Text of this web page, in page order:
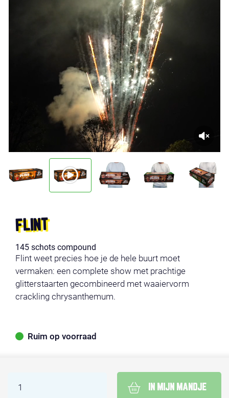
FLINT
145 schots compound
Flint weet precies hoe je de hele buurt moet
vermaken: een complete show met prachtige
glitterstaarten gecombineerd met waaiervorm
crackling chrysanthemum.
Ruim op voorraad
IN MIJN MANDJE